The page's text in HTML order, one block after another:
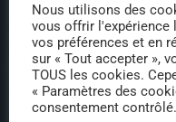
Petite
Nous utilisons des
vous offrir l'expérience
vos préférences et en
sur « Tout accepter »,
TOUS les cookies.
« Paramètres des
consentement contrôlé.